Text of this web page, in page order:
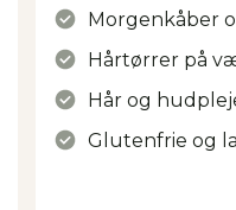
Morgenkåber
Hårtørrer på
Hår og
Glutenfrie og